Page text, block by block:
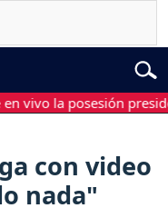
vivo la posesión
con video
nada"